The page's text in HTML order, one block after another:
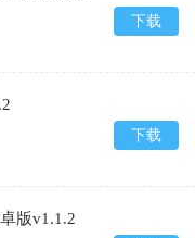
下载
下载
版v1.1.2